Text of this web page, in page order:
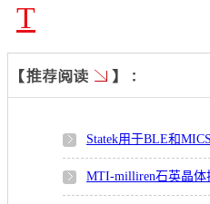
T
Statek用于BLE和
MTI-milliren石英晶体